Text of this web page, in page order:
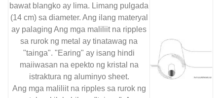
bawat blangko ay lima. Limang pulgada
(14 cm) sa diameter. Ang ilang materyal
ay palaging Ang mga maliliit na ripples
sa rurok ng metal ay tinatawag na
"tainga". "Earing" ay isang hindi
maiiwasan na epekto ng kristal na
istraktura ng aluminyo sheet.
Ang mga maliliit na ripples sa rurok ng